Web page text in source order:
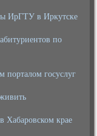
ИрГТУ в Иркутске
по
порталом госуслуг
Хабаровском крае